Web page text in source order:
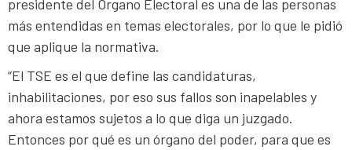
presidente del Órgano Electoral es una de las personas
más entendidas en temas electorales, por lo que le pidió
que aplique la normativa.
“El TSE es el que define las candidaturas,
inhabilitaciones, por eso sus fallos son inapelables y
ahora estamos sujetos a lo que diga un juzgado.
Entonces por qué es un órgano del poder, para que es